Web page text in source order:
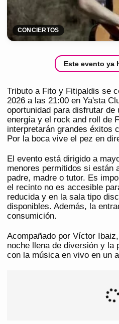
CONCIERTOS
Este evento ya
Tributo a Fito y Fitipaldis se
2026 a las 21:00 en Ya'sta
oportunidad para disfrutar de
energía y el rock and roll de
interpretarán grandes éxitos
Por la boca vive el pez en
El evento está dirigido a
menores permitidos si están
padre, madre o tutor. Es
el recinto no es accesible
reducida y en la sala tipo
disponibles. Además, la
consumición.
Acompañado por Víctor
noche llena de diversión y la
con la música en vivo en un